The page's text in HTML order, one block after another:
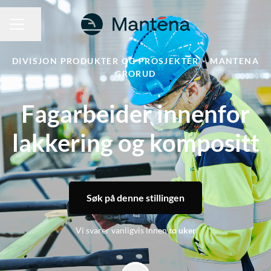
Del siden
DIVISJON PRODUKTER OG PROSJEKTER · MANTENA
GRORUD
Fagarbeider innenfor
lakkering og kompositt
Søk på denne stillingen
Vi svarer vanligvis innento uker